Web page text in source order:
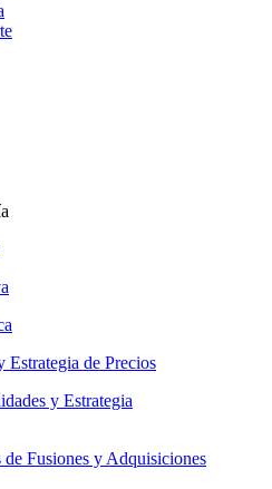
Estrategia de Precios
y Estrategia
Fusiones y Adquisiciones